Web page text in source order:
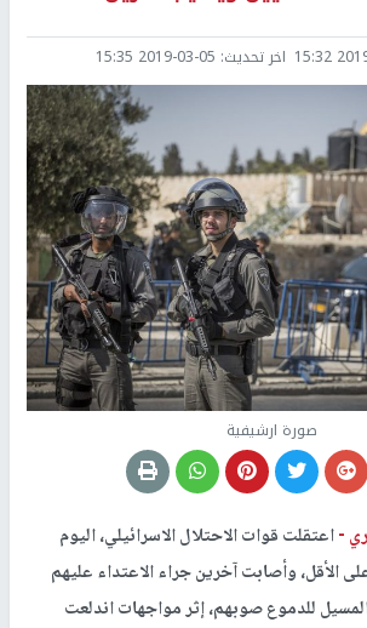
اخر تحديث: 2019-03-05 15:35
صورة ارشيفية
-اعتقلت قوات الاحتلال الاسرائيلي، اليوم
على الأقل، وأصابت آخرين جراء الاعتداء عليهم
للدموع صوبهم، إثر مواجهات اندلعت